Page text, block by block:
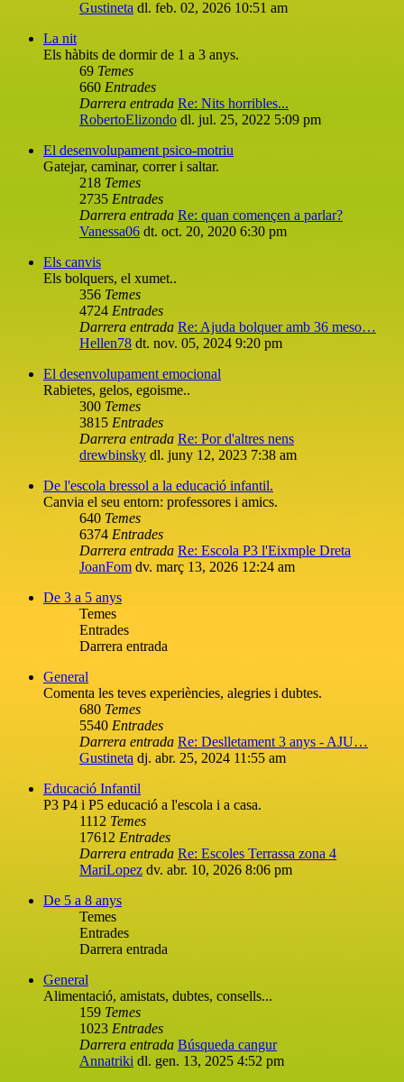
Gustineta dl. feb. 02, 2026 10:51 am
La nit
Els hàbits de dormir de 1 a 3 anys.
69 Temes
660 Entrades
Darrera entrada Re: Nits horribles...
RobertoElizondo dl. jul. 25, 2022 5:09 pm
El desenvolupament psico-motriu
Gatejar, caminar, correr i saltar.
218 Temes
2735 Entrades
Darrera entrada Re: quan començen a parlar?
Vanessa06 dt. oct. 20, 2020 6:30 pm
Els canvis
Els bolquers, el xumet..
356 Temes
4724 Entrades
Darrera entrada Re: Ajuda bolquer amb 36 meso…
Hellen78 dt. nov. 05, 2024 9:20 pm
El desenvolupament emocional
Rabietes, gelos, egoisme..
300 Temes
3815 Entrades
Darrera entrada Re: Por d'altres nens
drewbinsky dl. juny 12, 2023 7:38 am
De l'escola bressol a la educació infantil.
Canvia el seu entorn: professores i amics.
640 Temes
6374 Entrades
Darrera entrada Re: Escola P3 l'Eixmple Dreta
JoanFom dv. març 13, 2026 12:24 am
De 3 a 5 anys
Temes
Entrades
Darrera entrada
General
Comenta les teves experiències, alegries i dubtes.
680 Temes
5540 Entrades
Darrera entrada Re: Deslletament 3 anys - AJU…
Gustineta dj. abr. 25, 2024 11:55 am
Educació Infantil
P3 P4 i P5 educació a l'escola i a casa.
1112 Temes
17612 Entrades
Darrera entrada Re: Escoles Terrassa zona 4
MariLopez dv. abr. 10, 2026 8:06 pm
De 5 a 8 anys
Temes
Entrades
Darrera entrada
General
Alimentació, amistats, dubtes, consells...
159 Temes
1023 Entrades
Darrera entrada Búsqueda cangur
Annatriki dl. gen. 13, 2025 4:52 pm